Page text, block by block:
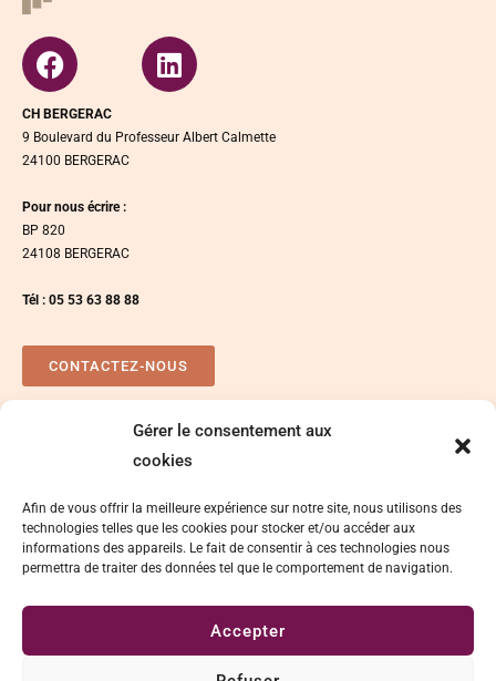
Gérer le consentement aux
cookies
Afin de vous offrir la meilleure expérience sur notre site, nous utilisons des
technologies telles que les cookies pour stocker et/ou accéder aux
informations des appareils. Le fait de consentir à ces technologies nous
permettra de traiter des données tel que le comportement de navigation.
Accepter
CH BERGERAC
9 Boulevard du Professeur Albert Calmette
24100 BERGERAC
Pour nous écrire :
BP 820
24108 BERGERAC
Tél : 05 53 63 88 88
CONTACTEZ-NOUS
Espace presse